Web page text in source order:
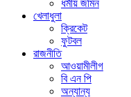
ধর্মীয় জমিন
খেলাধুলা
ক্রিকেট
ফুটবল
রাজনীতি
আওয়ামীলীগ
বি এন পি
অন্যান্য